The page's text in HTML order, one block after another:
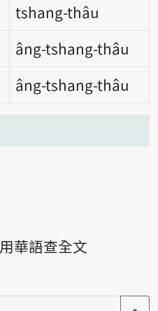
tshang-thâu
âng-tshang-thâu
âng-tshang-thâu
用華語查全文